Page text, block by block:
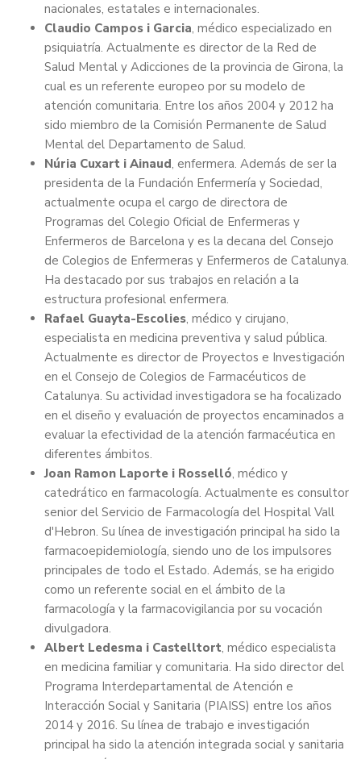
nacionales, estatales e internacionales.
Claudio Campos i Garcia, médico especializado en
psiquiatría. Actualmente es director de la Red de
Salud Mental y Adicciones de la provincia de Girona, la
cual es un referente europeo por su modelo de
atención comunitaria. Entre los años 2004 y 2012 ha
sido miembro de la Comisión Permanente de Salud
Mental del Departamento de Salud.
Núria Cuxart i Ainaud, enfermera. Además de ser la
presidenta de la Fundación Enfermería y Sociedad,
actualmente ocupa el cargo de directora de
Programas del Colegio Oficial de Enfermeras y
Enfermeros de Barcelona y es la decana del Consejo
de Colegios de Enfermeras y Enfermeros de Catalunya.
Ha destacado por sus trabajos en relación a la
estructura profesional enfermera.
Rafael Guayta-Escolies, médico y cirujano,
especialista en medicina preventiva y salud pública.
Actualmente es director de Proyectos e Investigación
en el Consejo de Colegios de Farmacéuticos de
Catalunya. Su actividad investigadora se ha focalizado
en el diseño y evaluación de proyectos encaminados a
evaluar la efectividad de la atención farmacéutica en
diferentes ámbitos.
Joan Ramon Laporte i Rosselló, médico y
catedrático en farmacología. Actualmente es consultor
senior del Servicio de Farmacología del Hospital Vall
d'Hebron. Su línea de investigación principal ha sido la
farmacoepidemiología, siendo uno de los impulsores
principales de todo el Estado. Además, se ha erigido
como un referente social en el ámbito de la
farmacología y la farmacovigilancia por su vocación
divulgadora.
Albert Ledesma i Castelltort, médico especialista
en medicina familiar y comunitaria. Ha sido director del
Programa Interdepartamental de Atención e
Interacción Social y Sanitaria (PIAISS) entre los años
2014 y 2016. Su línea de trabajo e investigación
principal ha sido la atención integrada social y sanitaria